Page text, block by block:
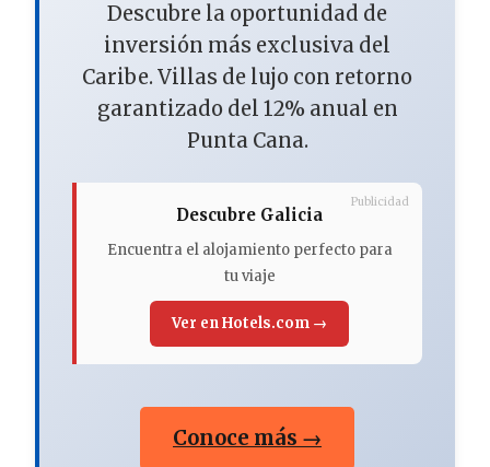
Descubre la oportunidad de
inversión más exclusiva del
Caribe. Villas de lujo con retorno
garantizado del 12% anual en
Punta Cana.
Descubre Galicia
Encuentra el alojamiento perfecto para
tu viaje
Ver en Hotels.com →
Publicidad
Conoce más →